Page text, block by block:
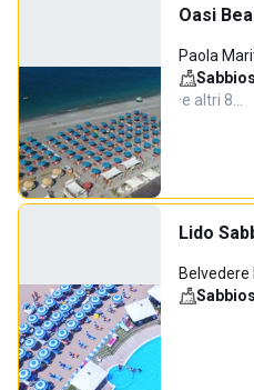
Oasi
Paola
·e altri 8…
Lido